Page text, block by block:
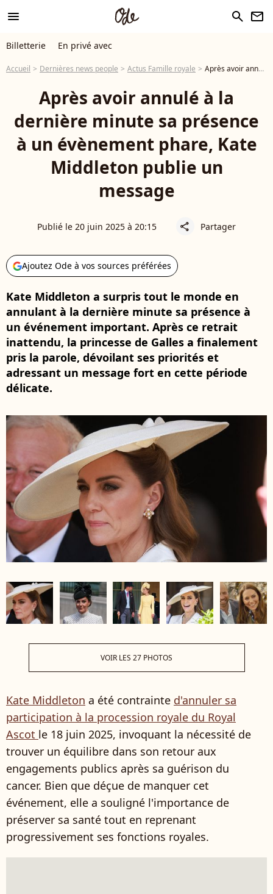
menu search newsletter
Billetterie En privé avec
Accueil Dernières news people Actus Famille royale Après avoir annulé à la dernière minute sa présence à un évènement phare, Kate Middleton publie un message
Après avoir annulé à la
dernière minute sa présence
à un évènement phare, Kate
Middleton publie un
message
Publié le 20 juin 2025 à 20:15 share Partager
Ajoutez Ode à vos sources préférées
Kate Middleton a surpris tout le monde en
annulant à la dernière minute sa présence à
un événement important. Après ce retrait
inattendu, la princesse de Galles a finalement
pris la parole, dévoilant ses priorités et
adressant un message fort en cette période
délicate.
VOIR LES 27 PHOTOS
Kate Middleton a été contrainte d'annuler sa
participation à la procession royale du Royal
Ascot le 18 juin 2025, invoquant la nécessité de
trouver un équilibre dans son retour aux
engagements publics après sa guérison du
cancer. Bien que déçue de manquer cet
événement, elle a souligné l'importance de
préserver sa santé tout en reprenant
progressivement ses fonctions royales.